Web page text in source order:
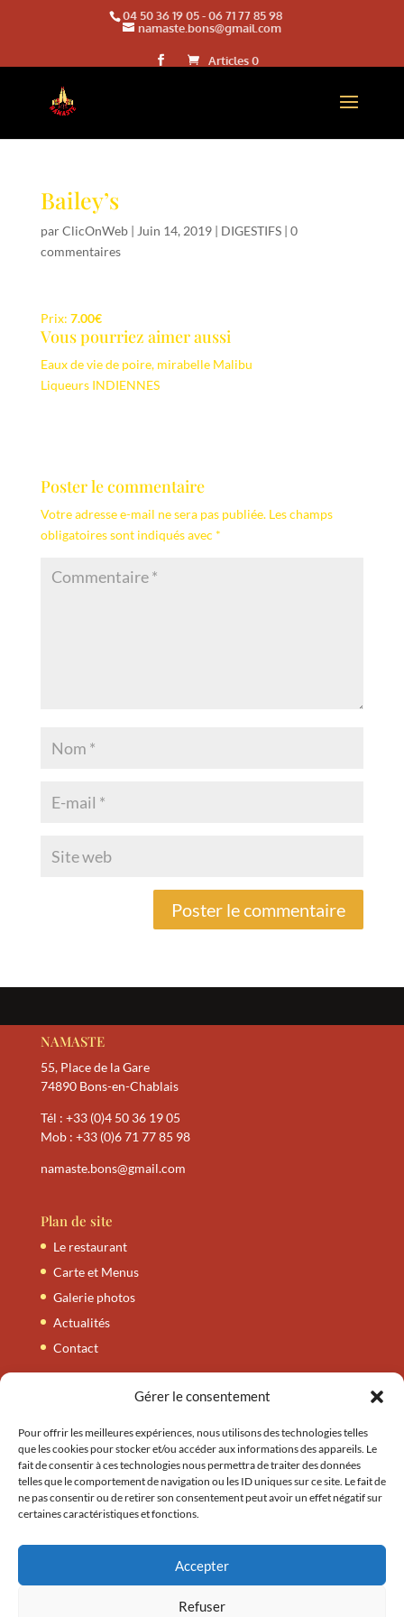
Gérer le consentement
Pour offrir les meilleures expériences, nous utilisons des technologies telles
que les cookies pour stocker et/ou accéder aux informations des appareils. Le
fait de consentir à ces technologies nous permettra de traiter des données
telles que le comportement de navigation ou les ID uniques sur ce site. Le fait de
ne pas consentir ou de retirer son consentement peut avoir un effet négatif sur
certaines caractéristiques et fonctions.
Accepter
Refuser
04 50 36 19 05-06 71 77 85 98
namaste.bons@gmail.com
Articles 0
Bailey’s
parClicOnWeb| Juin 14, 2019| DIGESTIFS| 0
commentaires
Prix: 7.00€
Vous pourriez aimer aussi
Eaux de vie de poire, mirabelle Malibu
Liqueurs INDIENNES
Poster le commentaire
Votre adresse e-mail ne sera pas publiée. Les champs
obligatoires sont indiqués avec *
NAMASTE
55, Place de la Gare
74890 Bons-en-Chablais
Tél : +33 (0)4 50 36 19 05
Mob : +33 (0)6 71 77 85 98
namaste.bons@gmail.com
Plan de site
Le restaurant
Carte et Menus
Galerie photos
Actualités
Contact
Nos entrées
Nos tandooris
Nos plats
Nos accompagnements